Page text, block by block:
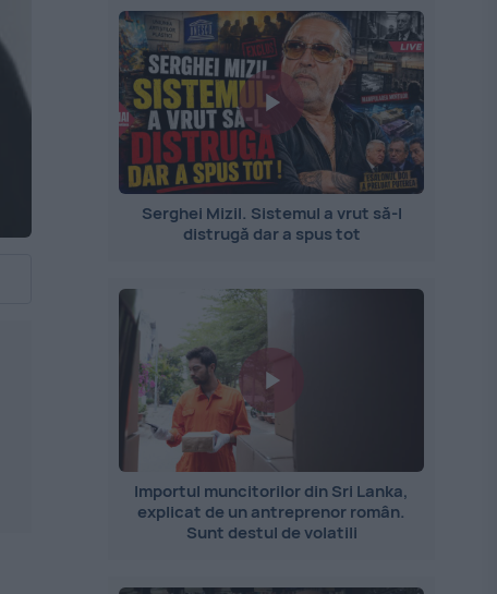
Serghei Mizil. Sistemul a vrut să-l
distrugă dar a spus tot
Importul muncitorilor din Sri Lanka,
explicat de un antreprenor român.
Sunt destul de volatili